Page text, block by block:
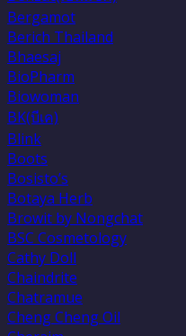
Bergamot
Berich Thailand
Bhaesaj
BioPharm
Biowoman
BK(บีเค)
Blink
Boots
Bosisto’s
Botaya Herb
Browit by Nongchat
BSC Cosmetology
Cathy Doll
Chaindrite
Chatramue
Cheng Cheng Oil